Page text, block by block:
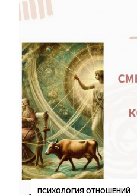
ПСИХОЛОГИЯ ОТНОШЕНИЙ